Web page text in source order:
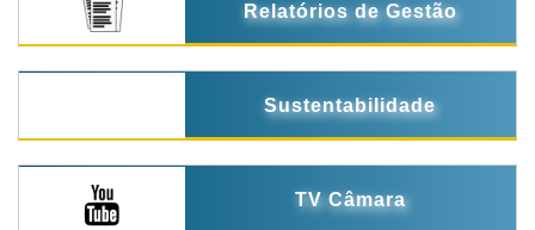
Relatórios de Gestão
Sustentabilidade
TV Câmara